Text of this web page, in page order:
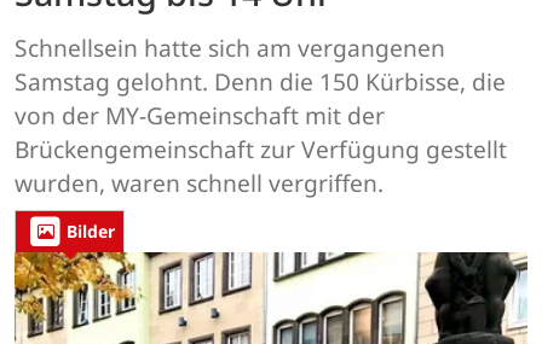
Schnellsein hatte sich am vergangenen
Samstag gelohnt. Denn die 150 Kürbisse, die
von der MY-Gemeinschaft mit der
Brückengemeinschaft zur Verfügung gestellt
wurden, waren schnell vergriffen.
Bilder